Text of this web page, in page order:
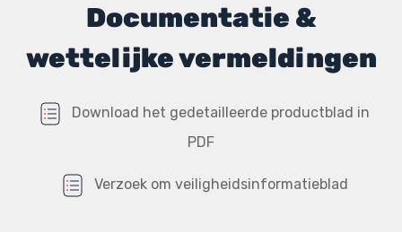
Documentatie &
wettelijke vermeldingen
Download het gedetailleerde productblad in
PDF
Verzoek om veiligheidsinformatieblad